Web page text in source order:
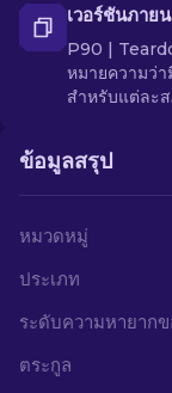
เวอร์ชันภาย
P90 |
หมายความว่
สำหรับแต่ละ
ข้อมูลสรุป
หมวดหมู่
ประเภท
ระดับความหายาก
ตระกูล